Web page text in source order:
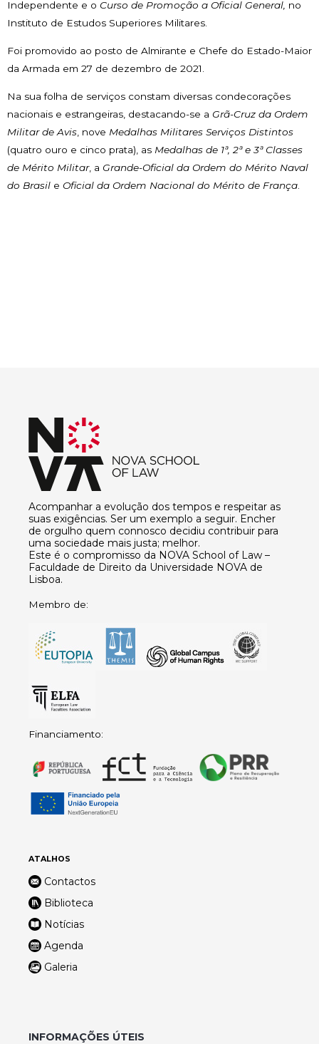
Independente e o Curso de Promoção a Oficial General, no
Instituto de Estudos Superiores Militares.
Foi promovido ao posto de Almirante e Chefe do Estado-Maior
da Armada em 27 de dezembro de 2021.
Na sua folha de serviços constam diversas condecorações
nacionais e estrangeiras, destacando-se a Grã-Cruz da Ordem
Militar de Avis , nove Medalhas Militares Serviços Distintos
(quatro ouro e cinco prata), as Medalhas de 1ª, 2ª e 3ª Classes
de Mérito Militar, a Grande-Oficial da Ordem do Mérito Naval
do Brasil e Oficial da Ordem Nacional do Mérito de França
Acompanhar a evolução dos tempos e respeitar as
suas exigências. Ser um exemplo a seguir. Encher
de orgulho quem connosco decidiu contribuir para
uma sociedade mais justa; melhor.
Este é o compromisso da NOVA School of Law –
Faculdade de Direito da Universidade NOVA de
Lisboa.
Membro de:
Financiamento:
ATALHOS
Contactos
Biblioteca
Notícias
Agenda
Galeria
INFORMAÇÕES ÚTEIS